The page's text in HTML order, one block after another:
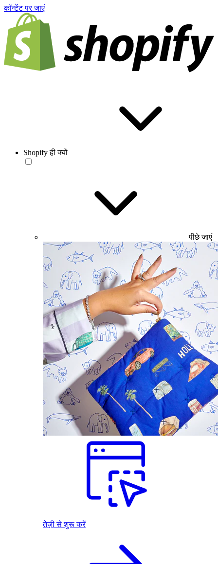
काॅन्टेंट पर जाएं
Shopify ही क्यों
पीछे जाएं
तेज़ी से शुरू करें